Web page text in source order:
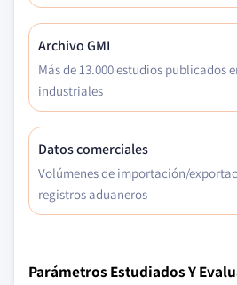
Archivo GMI
Más de 13.000 estudios publicados
industriales
Datos comerciales
Volúmenes de importación/
registros aduaneros
Parámetros Estudiados Y